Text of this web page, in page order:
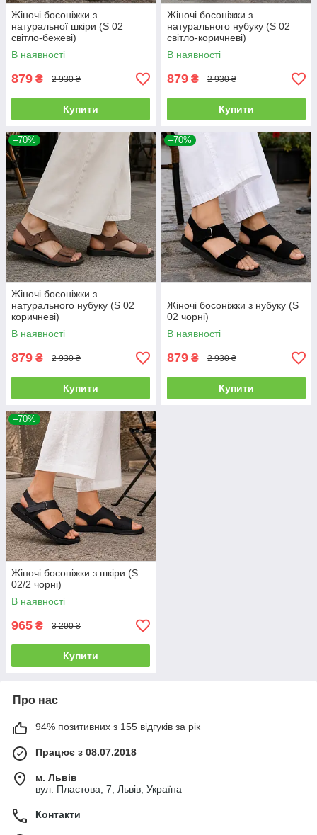
Жіночі босоніжки з
натуральної шкіри (S 02
світло-бежеві)
В наявності
879 ₴ 2 930 ₴
Купити
Жіночі босоніжки з
натурального нубуку (S 02
світло-коричневі)
В наявності
879 ₴ 2 930 ₴
Купити
–70%
Жіночі босоніжки з
натурального нубуку (S 02
коричневі)
В наявності
879 ₴ 2 930 ₴
Купити
–70%
Жіночі босоніжки з нубуку (S
02 чорні)
В наявності
879 ₴ 2 930 ₴
Купити
–70%
Жіночі босоніжки з шкіри (S
02/2 чорні)
В наявності
965 ₴ 3 200 ₴
Купити
Про нас
94% позитивних з 155 відгуків за рік
Працює з 08.07.2018
м. Львів
вул. Пластова, 7, Львів, Україна
Контакти